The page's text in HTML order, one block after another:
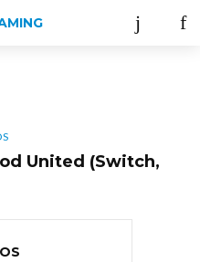
United (Switch,